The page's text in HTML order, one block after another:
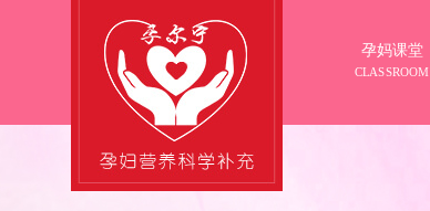
孕妈课堂
CLASSROOM